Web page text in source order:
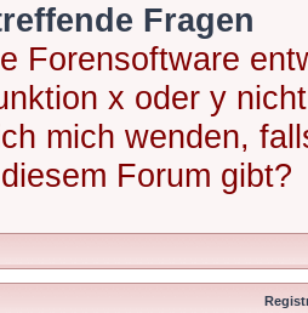
Fragen
Forensoftware
x oder y
mich wenden,
Forum gibt?